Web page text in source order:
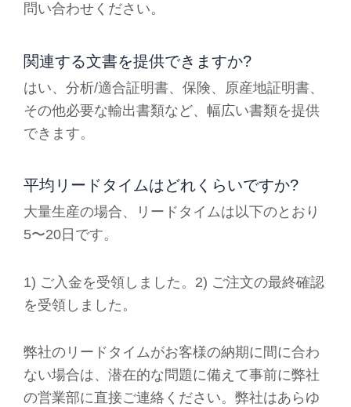
問い合わせください。
関連する文書を提供できますか?
はい、分析/適合証明書、保険、原産地証明書、
その他必要な輸出書類など、幅広い書類を提供
できます。
平均リードタイムはどれくらいですか?
大量生産の場合、リードタイムは以下のとおり
5〜20日です。
1) ご入金を受領しました。2) ご注文の最終確認
を受領しました。
弊社のリードタイムがお客様の納期に間に合わ
ない場合は、潜在的な問題に備えて事前に弊社
の営業部に直接ご連絡ください。弊社はあらゆ